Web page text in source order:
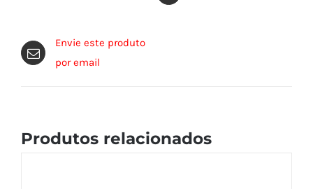
Envie este produto
por email
Produtos relacionados